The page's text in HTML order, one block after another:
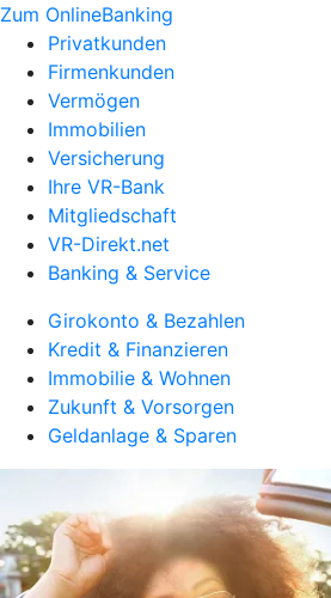
Zum OnlineBanking
Privatkunden
Firmenkunden
Vermögen
Immobilien
Versicherung
Ihre VR-Bank
Mitgliedschaft
VR-Direkt.net
Banking & Service
Girokonto & Bezahlen
Kredit & Finanzieren
Immobilie & Wohnen
Zukunft & Vorsorgen
Geldanlage & Sparen